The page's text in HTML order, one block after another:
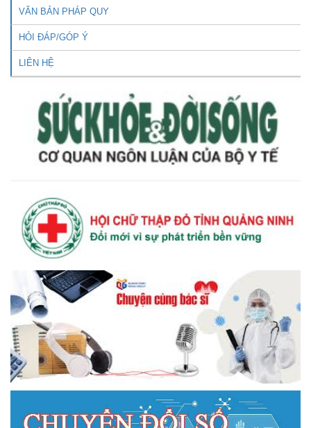
VĂN BẢN PHÁP QUY
HỎI ĐÁP/GÓP Ý
LIÊN HỆ